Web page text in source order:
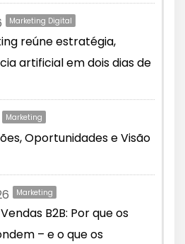
Marketing Digital
reúne estratégia,
artificial em dois dias de
Marketing
Oportunidades e Visão
Marketing
B2B: Por que os
– e o que os